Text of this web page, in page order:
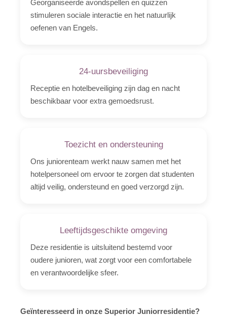
Georganiseerde avondspellen en quizzen
stimuleren sociale interactie en het natuurlijk
oefenen van Engels.
24-uursbeveiliging
Receptie en hotelbeveiliging zijn dag en nacht
beschikbaar voor extra gemoedsrust.
Toezicht en ondersteuning
Ons juniorenteam werkt nauw samen met het
hotelpersoneel om ervoor te zorgen dat studenten
altijd veilig, ondersteund en goed verzorgd zijn.
Leeftijdsgeschikte omgeving
Deze residentie is uitsluitend bestemd voor
oudere junioren, wat zorgt voor een comfortabele
en verantwoordelijke sfeer.
Geïnteresseerd in onze Superior Juniorresidentie?